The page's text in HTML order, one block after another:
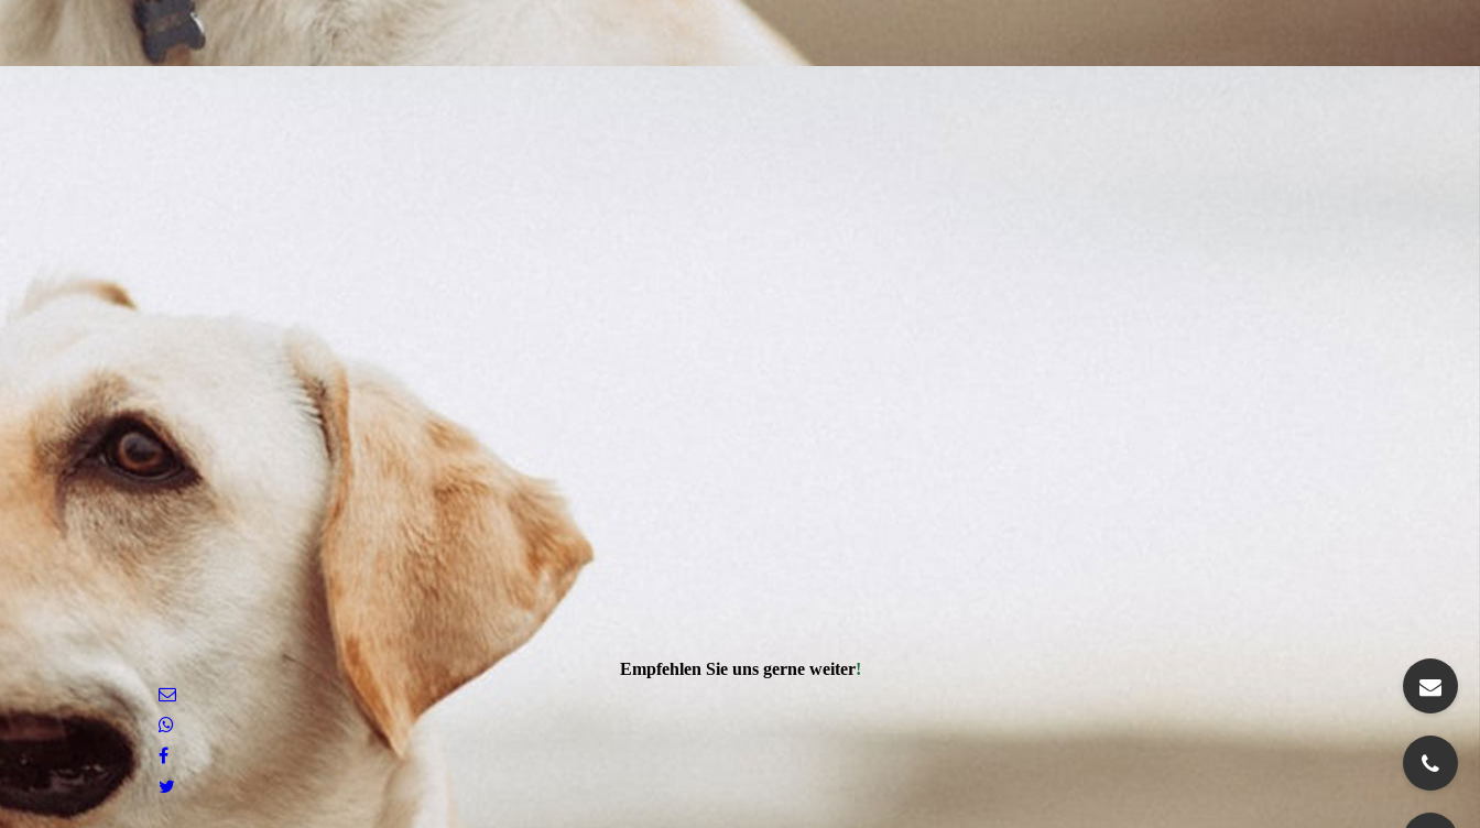
Empfehlen Sie uns gerne weiter!